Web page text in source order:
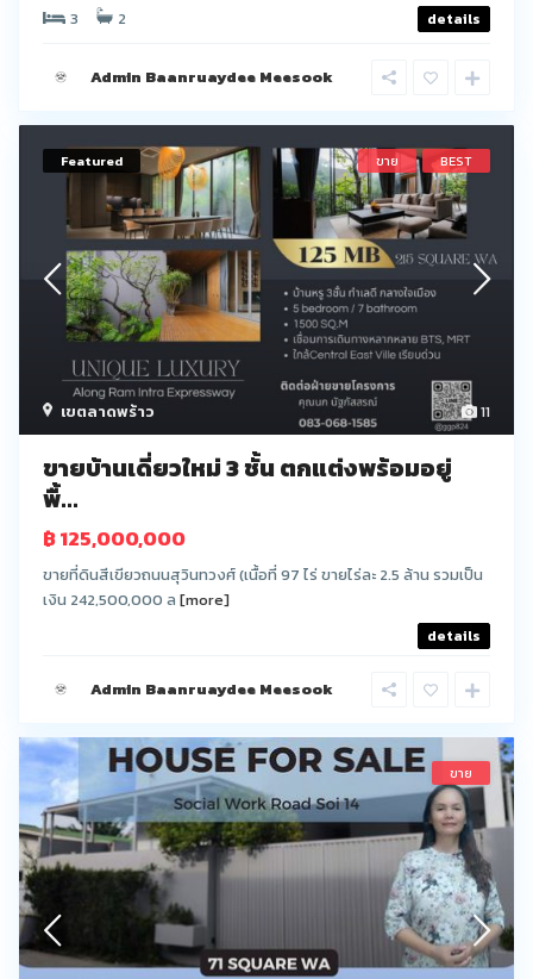
3
2 details
Admin Baanruaydee Meesook
11
เขตลาดพร้าว
Featured ขาย BEST
ขายบ้านเดี่ยวใหม่ 3 ชั้น ตกแต่งพร้อมอยู่
พื้...
฿ 125,000,000
ขายที่ดินสีเขียวถนนสุวินทวงศ์ (เนื้อที่ 97 ไร่ ขายไร่ละ 2.5 ล้าน รวมเป็น
เงิน 242,500,000 ล [more]
details
Admin Baanruaydee Meesook
ขาย